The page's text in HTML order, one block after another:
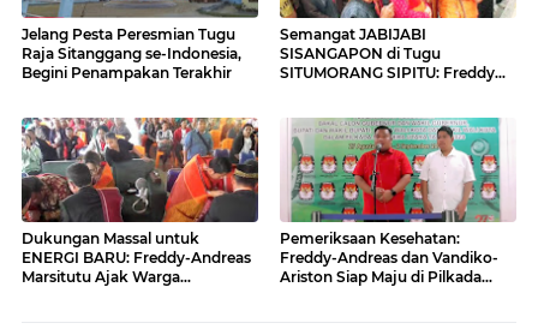
Jelang Pesta Peresmian Tugu
Raja Sitanggang se-Indonesia,
Begini Penampakan Terakhir
Semangat JABIJABI
SISANGAPON di Tugu
SITUMORANG SIPITU: Freddy
Dukungan Massal untuk
ENERGI BARU: Freddy-Andreas
Marsitutu Ajak Warga
Pemeriksaan Kesehatan:
Freddy-Andreas dan Vandiko-
Ariston Siap Maju di Pilkada